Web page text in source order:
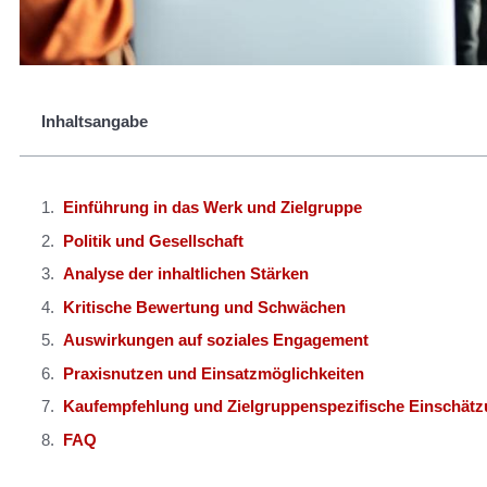
Inhaltsangabe
Einführung in das Werk und Zielgruppe
Politik und Gesellschaft
Analyse der inhaltlichen Stärken
Kritische Bewertung und Schwächen
Auswirkungen auf soziales Engagement
Praxisnutzen und Einsatzmöglichkeiten
Kaufempfehlung und Zielgruppenspezifische
FAQ